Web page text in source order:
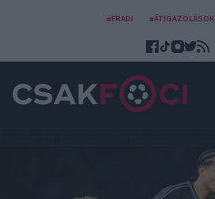
#FRADI #ÁTIGAZOLÁSOK